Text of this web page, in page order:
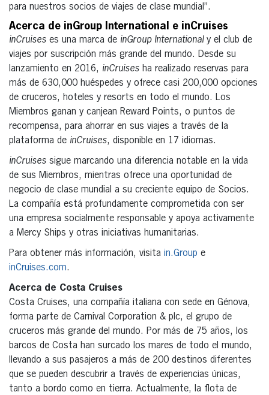
para nuestros socios de viajes de clase mundial”.
Acerca de inGroup International e inCruises
inCruises es una marca de inGroup Internationaly el club de
viajes por suscripción más grande del mundo. Desde su
lanzamiento en 2016, inCruises ha realizado reservas para
más de 630,000 huéspedes y ofrece casi 200,000 opciones
de cruceros, hoteles y resorts en todo el mundo. Los
Miembros ganan y canjean Reward Points, o puntos de
recompensa, para ahorrar en sus viajes a través de la
plataforma de inCruises, disponible en 17 idiomas.
inCruises sigue marcando una diferencia notable en la vida
de sus Miembros, mientras ofrece una oportunidad de
negocio de clase mundial a su creciente equipo de Socios.
La compañía está profundamente comprometida con ser
una empresa socialmente responsable y apoya activamente
a Mercy Ships y otras iniciativas humanitarias.
Para obtener más información, visita in.Group e
inCruises.com.
Acerca de Costa Cruises
Costa Cruises, una compañía italiana con sede en Génova,
forma parte de Carnival Corporation & plc, el grupo de
cruceros más grande del mundo. Por más de 75 años, los
barcos de Costa han surcado los mares de todo el mundo,
llevando a sus pasajeros a más de 200 destinos diferentes
que se pueden descubrir a través de experiencias únicas,
tanto a bordo como en tierra. Actualmente, la flota de